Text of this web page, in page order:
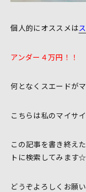
個人的にオススメは
アンダー４万円！！
何となくスエードが
こちらは私のマイサ
この記事を書き終え
トに検索してみます☆
どうぞよろしくお願